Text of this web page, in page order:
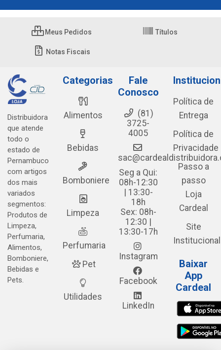
Meus Pedidos Títulos
Notas Fiscais
Distribuidora
que atende
todo o
estado de
Pernambuco
com artigos
dos mais
variados
segmentos:
Produtos de
Limpeza,
Perfumaria,
Alimentos,
Bomboniere,
Bebidas e
Pets.
Categorias
Alimentos
Bebidas
Bomboniere
Limpeza
Perfumaria
Pet
Utilidades
Fale
Conosco
(81)
3725-
4005
Seg a Qui:
08h-12:30
| 13:30-
18h
Sex: 08h-
12:30 |
13:30-17h
Instagram
Facebook
LinkedIn
Política de
Entrega
Política de
Privacidade
Passo a
passo
Loja
Cardeal
Site
Institucional
Baixar
App
Cardeal